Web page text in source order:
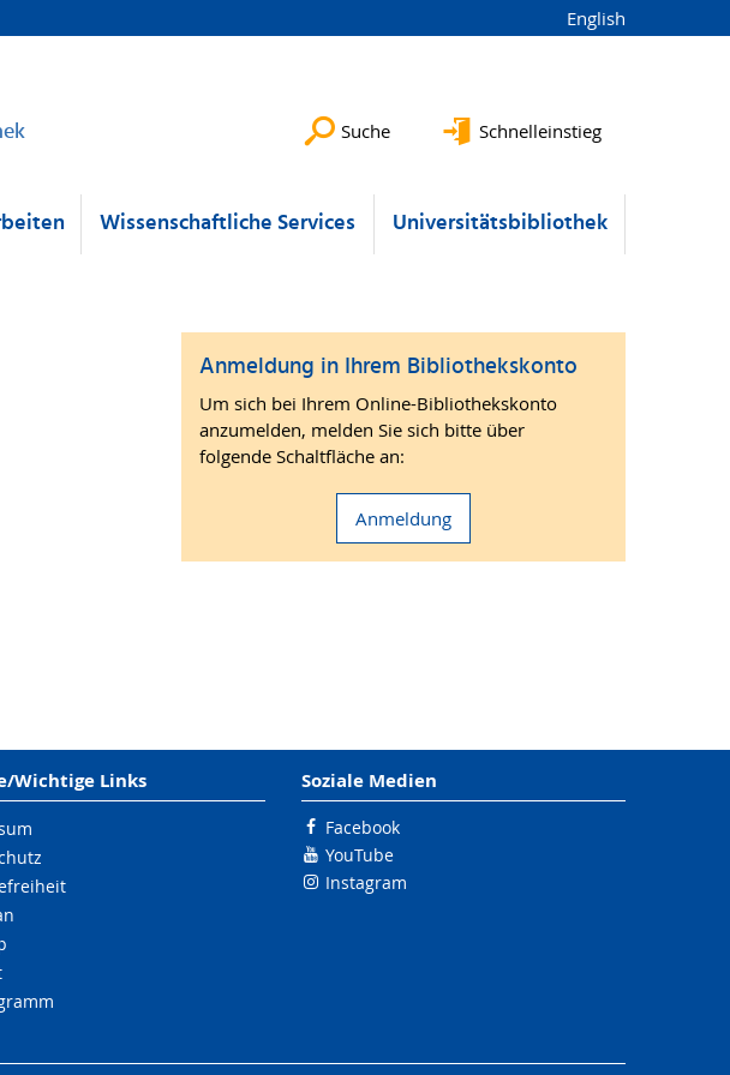
English
Suche Schnelleinstieg
Wissenschaftliche Services Universitätsbibliothek
Anmeldung in Ihrem Bibliothekskonto
Um sich bei Ihrem Online-Bibliothekskonto
anzumelden, melden Sie sich bitte über
folgende Schaltfläche an:
Anmeldung
Wichtige Links Soziale Medien
Facebook
YouTube
Instagram